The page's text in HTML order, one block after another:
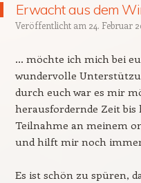
Erwacht aus dem
Veröffentlicht am 24. Februar
… möchte ich mich bei
wundervolle
durch euch war es mir
herausfordernde Zeit
Teilnahme an meinem
und hilft mir noch
Es ist schön zu spüren,